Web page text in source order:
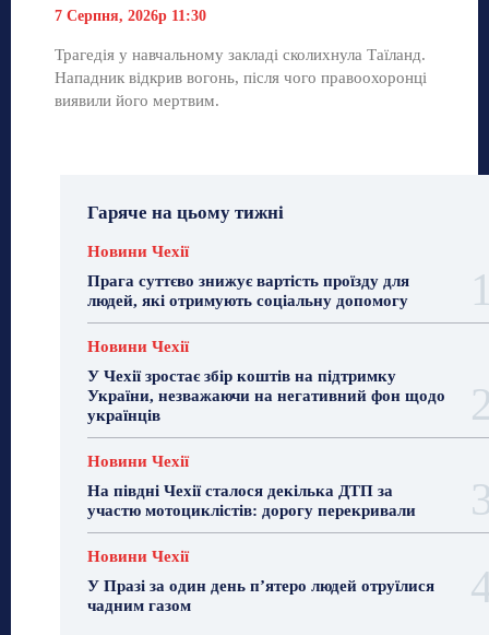
7 Серпня, 2026р 11:30
Трагедія у навчальному закладі сколихнула Таїланд.
Нападник відкрив вогонь, після чого правоохоронці
виявили його мертвим.
Гаряче на цьому тижні
Новини Чехії
Прага суттєво знижує вартість проїзду для
людей, які отримують соціальну допомогу
Новини Чехії
У Чехії зростає збір коштів на підтримку
України, незважаючи на негативний фон щодо
українців
Новини Чехії
На півдні Чехії сталося декілька ДТП за
участю мотоциклістів: дорогу перекривали
Новини Чехії
У Празі за один день п’ятеро людей отруїлися
чадним газом